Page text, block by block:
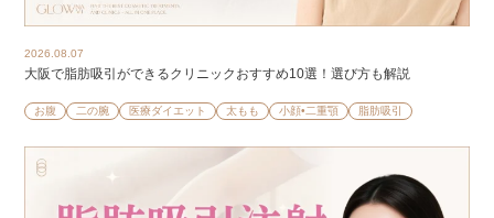
2026.08.07
大阪で脂肪吸引ができるクリニックおすすめ10選！選び方も解説
お腹 二の腕 医療ダイエット 太もも 小顔•二重顎 脂肪吸引